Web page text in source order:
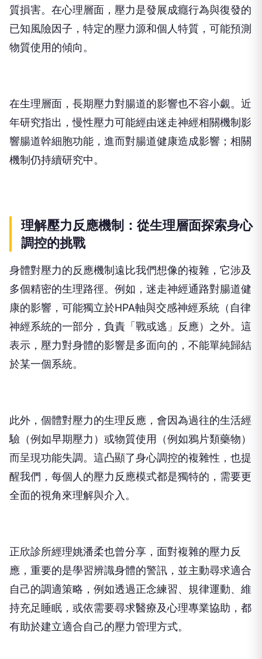
質損害。在心理層面，壓力是發展成癮行為與復發的
已知風險因子，特定的壓力源和個人特質，可能預測
物質使用的傾向。
在生理層面，長期壓力對腸道的影響也不容小覷。近
年研究指出，慢性壓力可能經由迷走神經相關機制影
響腸道幹細胞功能，進而對腸道健康造成影響；相關
機制仍持續研究中。
理解壓力反應機制：從生理層面探索身心
調控的挑戰
身體對壓力的反應機制遠比我們想像的複雜，它涉及
多個精密的生理路徑。例如，迷走神經通路對腸道健
康的影響，可能獨立於HPA軸與交感神經系統（自律
神經系統的一部分，負責「戰或逃」反應）之外。這
表示，壓力對身體的影響是多面向的，不能單純歸結
於某一個系統。
此外，個體對壓力的生理反應，會因為過往的生活經
驗（例如早期壓力）或物質使用（例如鴉片類藥物）
而呈現功能失調。這凸顯了身心調控的複雜性，也提
醒我們，每個人的壓力反應模式都是獨特的，需要更
全面的視角來理解與介入。
正欣診所經理姚潘柔也曾分享，面對複雜的壓力反
應，重要的是學習辨識身體的警訊，並主動尋求適合
自己的調適策略，例如透過正念練習、規律運動、維
持充足睡眠，或依需要尋求醫療及心理專業協助，都
有助於建立適合自己的壓力管理方式。